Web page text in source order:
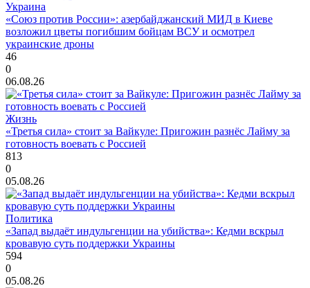
Украина
«Союз против России»: азербайджанский МИД в Киеве
возложил цветы погибшим бойцам ВСУ и осмотрел
украинские дроны
46
0
06.08.26
Жизнь
«Третья сила» стоит за Вайкуле: Пригожин разнёс Лайму за
готовность воевать с Россией
813
0
05.08.26
Политика
«Запад выдаёт индульгенции на убийства»: Кедми вскрыл
кровавую суть поддержки Украины
594
0
05.08.26